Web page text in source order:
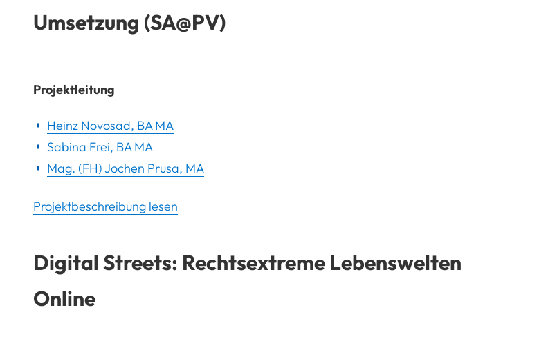
Umsetzung (SA@PV)
Projektleitung
Heinz Novosad, BA MA
Sabina Frei, BA MA
Mag. (FH) Jochen Prusa, MA
Projektbeschreibung lesen
Digital Streets: Rechtsextreme Lebenswelten
Online